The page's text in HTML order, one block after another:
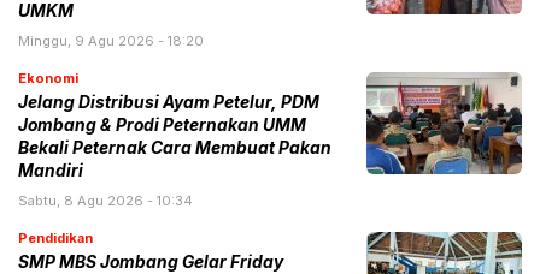
UMKM
Minggu, 9 Agu 2026 - 18:20
Ekonomi
Jelang Distribusi Ayam Petelur, PDM
Jombang & Prodi Peternakan UMM
Bekali Peternak Cara Membuat Pakan
Mandiri
Sabtu, 8 Agu 2026 - 10:34
Pendidikan
SMP MBS Jombang Gelar Friday